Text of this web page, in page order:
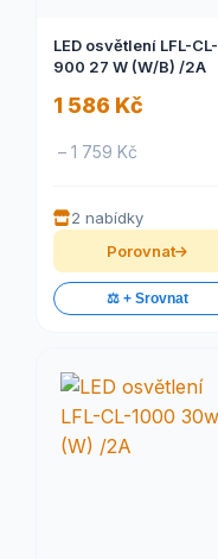
LED osvětlení LFL-CL-
900 27 W (W/B) /2A
1 586 Kč
– 1 759 Kč
2 nabídky
Porovnat
⚖️ + Srovnat